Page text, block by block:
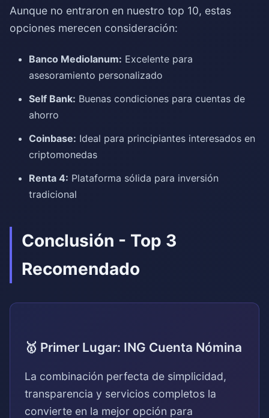
Aunque no entraron en nuestro top 10, estas
opciones merecen consideración:
Banco Mediolanum: Excelente para
asesoramiento personalizado
Self Bank: Buenas condiciones para cuentas de
ahorro
Coinbase: Ideal para principiantes interesados en
criptomonedas
Renta 4: Plataforma sólida para inversión
tradicional
Conclusión - Top 3
Recomendado
🥇 Primer Lugar: ING Cuenta Nómina
La combinación perfecta de simplicidad,
transparencia y servicios completos la
convierte en la mejor opción para